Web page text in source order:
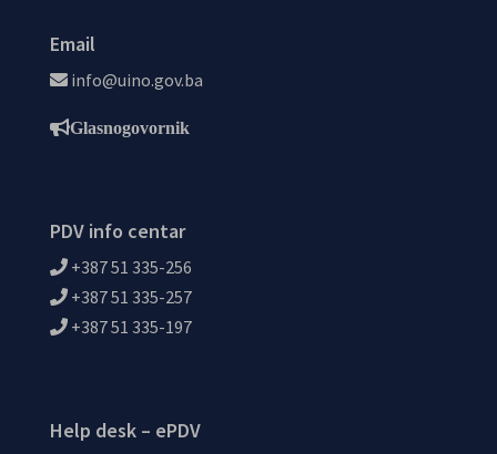
Email
info@uino.gov.ba
Glasnogovornik
PDV info centar
+387 51 335-256
+387 51 335-257
+387 51 335-197
Help desk – ePDV